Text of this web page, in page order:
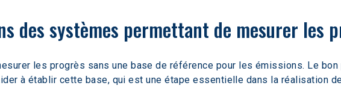
des systèmes permettant de mesurer les
les progrès sans une base de référence pour les émissions. Le
à établir cette base, qui est une étape essentielle dans la réalisation